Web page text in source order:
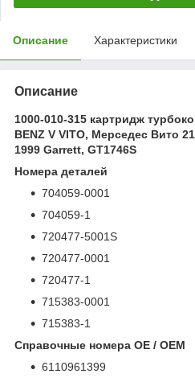
Описание Характеристики
Описание
1000-010-315 картридж
BENZ V VITO, Мерседес Вито
1999 Garrett, GT1746S
Номера деталей
704059-0001
704059-1
720477-5001S
720477-0001
720477-1
715383-0001
715383-1
Справочные номера OE / OEM
6110961399